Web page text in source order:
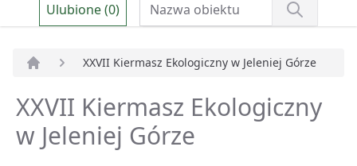
Ulubione (0)
XXVII Kiermasz Ekologiczny w Jeleniej Górze
XXVII Kiermasz Ekologiczny
w Jeleniej Górze